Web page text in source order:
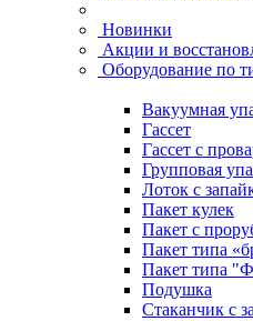
Новинки
Акции и
Оборудование по
Вакуумная
Гассет
Гассет с
Групповая
Лоток с
Пакет кулек
Пакет с
Пакет типа
Пакет типа
Подушка
Стаканчик с